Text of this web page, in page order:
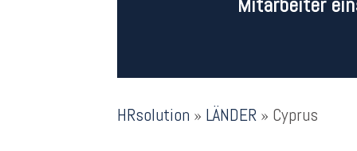
HRsolution » LÄNDER » Cyprus